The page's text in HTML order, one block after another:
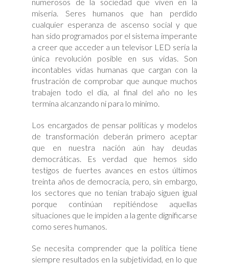
miseria. Seres humanos que han perdido
cualquier esperanza de ascenso social y que
han sido programados por el sistema imperante
a creer que acceder a un televisor LED sería la
única revolución posible en sus vidas. Son
incontables vidas humanas que cargan con la
frustración de comprobar que aunque muchos
trabajen todo el día, al final del año no les
termina alcanzando ni para lo mínimo.
Los encargados de pensar políticas y modelos
de transformación deberán primero aceptar
que en nuestra nación aún hay deudas
democráticas. Es verdad que hemos sido
testigos de fuertes avances en estos últimos
treinta años de democracia, pero, sin embargo,
los sectores que no tenían trabajo siguen igual
porque continúan repitiéndose aquellas
situaciones que le impiden a la gente dignificarse
como seres humanos.
Se necesita comprender que la política tiene
siempre resultados en la subjetividad, en lo que